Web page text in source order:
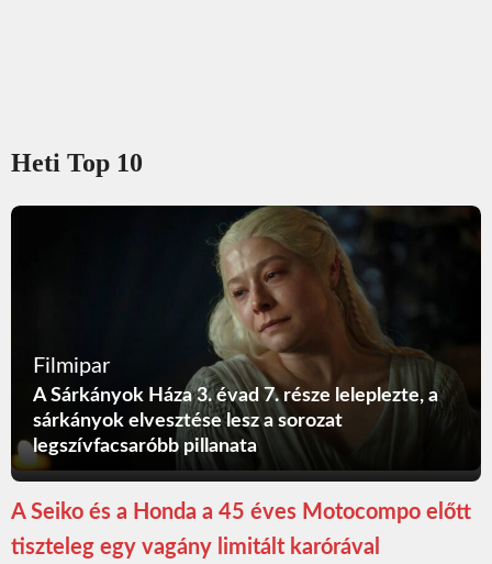
Heti Top 10
Filmipar
A Sárkányok Háza 3. évad 7. része leleplezte, a
sárkányok elvesztése lesz a sorozat
legszívfacsaróbb pillanata
A Seiko és a Honda a 45 éves Motocompo előtt
tiszteleg egy vagány limitált karórával